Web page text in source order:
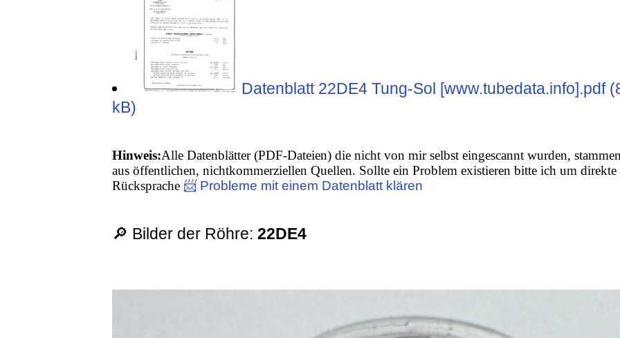
Datenblatt 22DE4 Tung-Sol [www.tubedata.info].pdf
kB)
Hinweis:Alle Datenblätter (PDF-Dateien) die nicht von mir selbst eingescannt wurden,
aus öffentlichen, nichtkommerziellen Quellen. Sollte ein Problem existieren bitte ich um direkte
Rücksprache 📨 Probleme mit einem Datenblatt klären
🔎 Bilder der Röhre:22DE4